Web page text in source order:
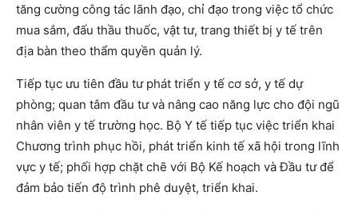
tăng cường công tác lãnh đạo, chỉ đạo trong việc tổ chức
mua sắm, đấu thầu thuốc, vật tư, trang thiết bị y tế trên
địa bàn theo thẩm quyền quản lý.
Tiếp tục ưu tiên đầu tư phát triển y tế cơ sở, y tế dự
phòng; quan tâm đầu tư và nâng cao năng lực cho đội ngũ
nhân viên y tế trường học. Bộ Y tế tiếp tục việc triển khai
Chương trình phục hồi, phát triển kinh tế xã hội trong lĩnh
vực y tế; phối hợp chặt chẽ với Bộ Kế hoạch và Đầu tư để
đảm bảo tiến độ trình phê duyệt, triển khai.